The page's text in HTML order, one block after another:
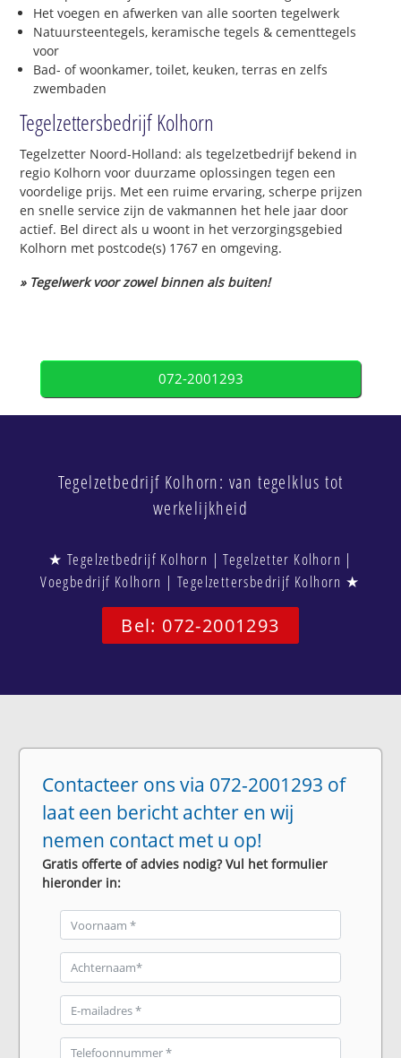
Het voegen en afwerken van alle soorten tegelwerk
Natuursteentegels, keramische tegels & cementtegels
voor
Bad- of woonkamer, toilet, keuken, terras en zelfs
zwembaden
Tegelzettersbedrijf Kolhorn
Tegelzetter Noord-Holland: als tegelzetbedrijf bekend in
regio Kolhorn voor duurzame oplossingen tegen een
voordelige prijs. Met een ruime ervaring, scherpe prijzen
en snelle service zijn de vakmannen het hele jaar door
actief. Bel direct als u woont in het verzorgingsgebied
Kolhorn met postcode(s) 1767 en omgeving.
» Tegelwerk voor zowel binnen als buiten!
072-2001293
Tegelzetbedrijf Kolhorn: van tegelklus tot
werkelijkheid
★ Tegelzetbedrijf Kolhorn | Tegelzetter Kolhorn |
Voegbedrijf Kolhorn | Tegelzettersbedrijf Kolhorn ★
Bel: 072-2001293
Contacteer ons via 072-2001293 of
laat een bericht achter en wij
nemen contact met u op!
Gratis offerte of advies nodig? Vul het formulier
hieronder in: